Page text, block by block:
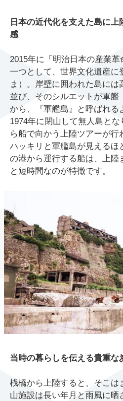
日本の近代化を支えた島に
感
2015年に「明治日本の産業
一つとして、世界文化遺産に
ま）。岸壁に囲われた島には
並び、そのシルエットが軍艦
から、『軍艦島』と呼ばれる
1974年に閉山して無人島と
ら船で向かう上陸ツアーが行
ハッキリと軍艦島が見えるほ
の港から運行する船は、上陸
と短時間なのが特徴です。
当時の暮らしを伝える貴重な
桟橋から上陸すると、そこは
山施設は長い年月と雨風に晒